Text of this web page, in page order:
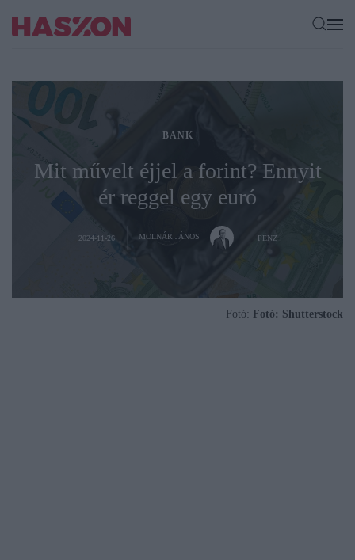
BANK
Mit művelt éjjel a forint? Ennyit
ér reggel egy euró
2024-11-26 MOLNÁR JÁNOS PÉNZ
Fotó: Fotó: Shutterstock